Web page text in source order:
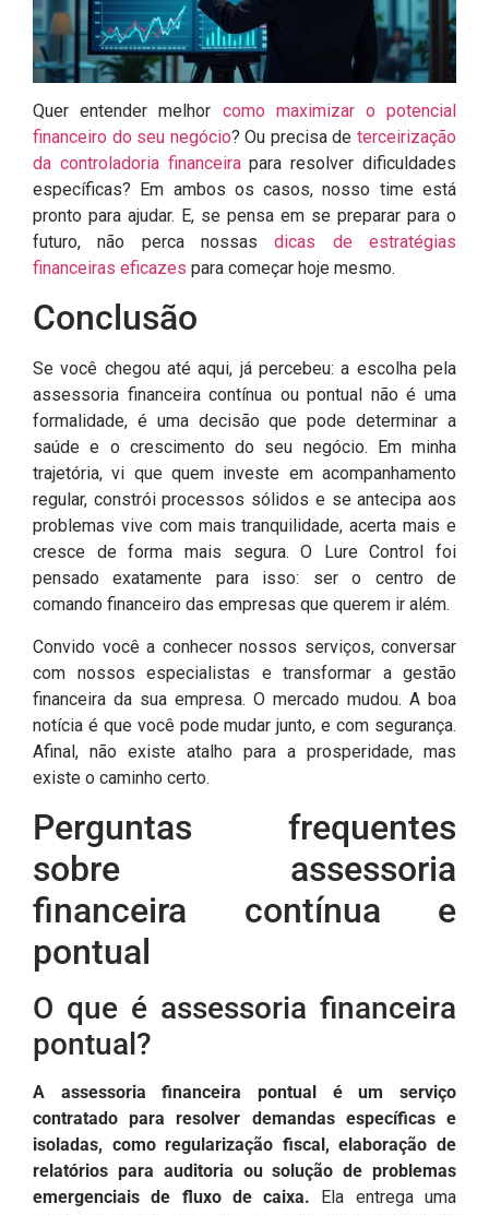
Quer entender melhor como maximizar o potencial
financeiro do seu negócio? Ou precisa deterceirização
da controladoria financeirapara resolver dificuldades
específicas? Em ambos os casos, nosso time está
pronto para ajudar. E, se pensa em se preparar para o
futuro, não perca nossasdicas de estratégias
financeiras eficazes para começar hoje mesmo.
Conclusão
Se você chegou até aqui, já percebeu: a escolha pela
assessoria financeira contínua ou pontual não é uma
formalidade, é uma decisão que pode determinar a
saúde e o crescimento do seu negócio. Em minha
trajetória, vi que quem investe em acompanhamento
regular, constrói processos sólidos e se antecipa aos
problemas vive com mais tranquilidade, acerta mais e
cresce de forma mais segura. O Lure Control foi
pensado exatamente para isso: ser o centro de
comando financeiro das empresas que querem ir além.
Convido você a conhecer nossos serviços, conversar
com nossos especialistas e transformar a gestão
financeira da sua empresa. O mercado mudou. A boa
notícia é que você pode mudar junto, e com segurança.
Afinal, não existe atalho para a prosperidade, mas
existe o caminho certo.
Perguntas frequentes
sobre assessoria
financeira contínua e
pontual
O que é assessoria financeira
pontual?
A assessoria financeira pontual é um serviço
contratado para resolver demandas específicas e
isoladas, como regularização fiscal, elaboração de
relatórios para auditoria ou solução de problemas
emergenciais de fluxo de caixa. Ela entrega uma